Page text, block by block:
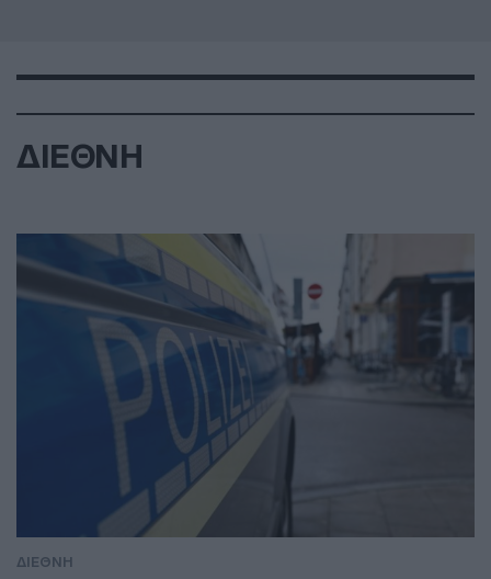
ΔΙΕΘΝΗ
ΔΙΕΘΝΗ